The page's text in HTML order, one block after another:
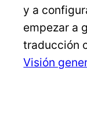
y a
empezar a
traducción
Visión